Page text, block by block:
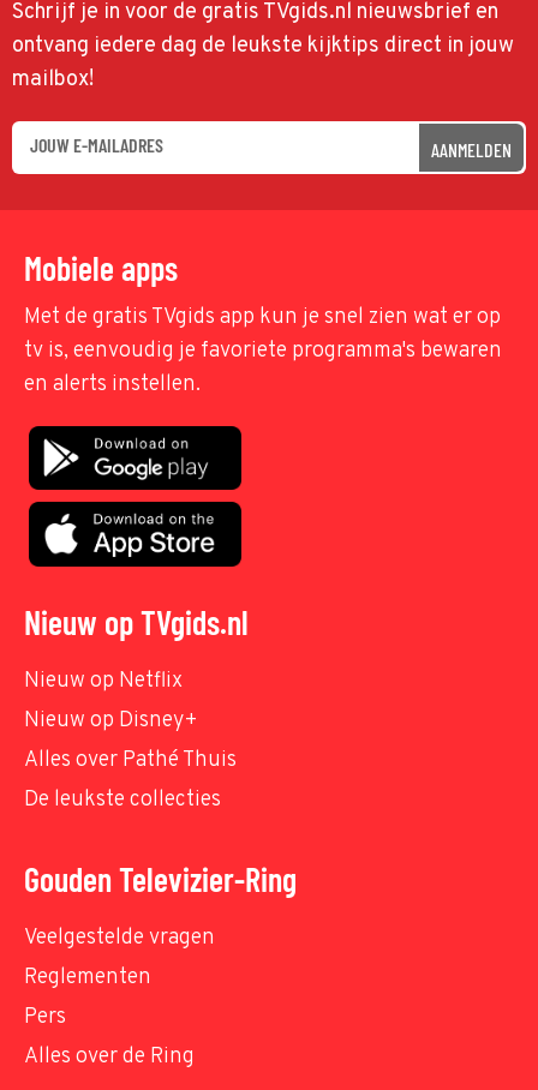
Schrijf je in voor de gratis TVgids.nl nieuwsbrief en
ontvang iedere dag de leukste kijktips direct in jouw
mailbox!
AANMELDEN
Mobiele apps
Met de gratis TVgids app kun je snel zien wat er op
tv is, eenvoudig je favoriete programma's bewaren
en alerts instellen.
Nieuw op TVgids.nl
Nieuw op Netflix
Nieuw op Disney+
Alles over Pathé Thuis
De leukste collecties
Gouden Televizier-Ring
Veelgestelde vragen
Reglementen
Pers
Alles over de Ring